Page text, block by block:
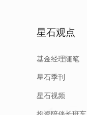
星石观点
基金经理随笔
星石季刊
星石视频